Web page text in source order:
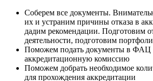
Соберем все документы.
их и устраним причины отказа в
дадим рекомендации. Подготовим
деятельности, подготовим
Поможем подать документы в ФАЦ
аккредитационную комиссию
Поможем добрать необходимое
для прохождения аккредитации